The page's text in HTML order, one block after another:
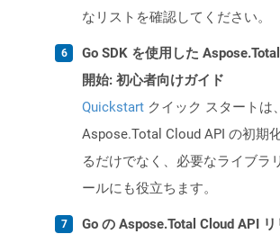
なリストを確認してください。
Go SDK を使用した
開始: 初心者向けガイド
Quickstart クイック スタートは、
Aspose.Total Cloud API の初期
るだけでなく、必要なライブラ
ールにも役立ちます。
Go の Aspose.Total Cloud API